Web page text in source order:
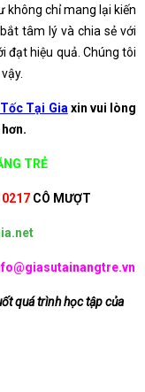
không chỉ mang lại kiến
tâm lý và chia sẻ với
đạt hiệu quả. Chúng tôi
Tại Gia xin vui lòng
TRẺ
0217 CÔ MƯỢT
quá trình học tập của